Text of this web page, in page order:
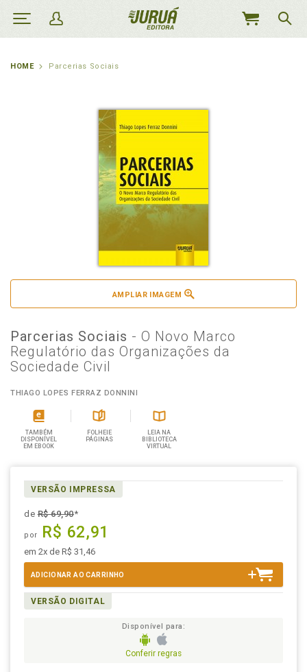
MEU
HOME Parcerias Sociais
AMPLIAR IMAGEM
Parcerias Sociais - O Novo Marco
Regulatório das Organizações da
Sociedade Civil
THIAGO LOPES FERRAZ DONNINI
TAMBÉM
DISPONÍVEL
EM EBOOK
FOLHEIE
PÁGINAS
LEIA NA
BIBLIOTECA
VIRTUAL
VERSÃO IMPRESSA
deR$ 69,90*
por R$ 62,91
em 2x de R$ 31,46
ADICIONAR AO CARRINHO
VERSÃO DIGITAL
Disponível para:
Conferir regras